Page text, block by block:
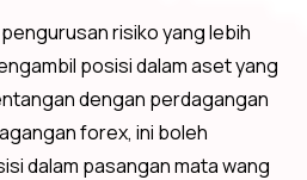
risiko yang lebih
posisi dalam aset yang
dengan perdagangan
forex, ini boleh
dalam pasangan mata wang